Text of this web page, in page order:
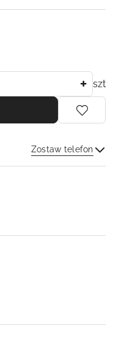
szt
Zostaw telefon